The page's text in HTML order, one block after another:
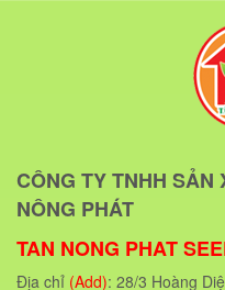
CÔNG TY TNHH SẢN
NÔNG PHÁT
TAN NONG PHAT
Địa chỉ (Add): 28/3 Hoàng